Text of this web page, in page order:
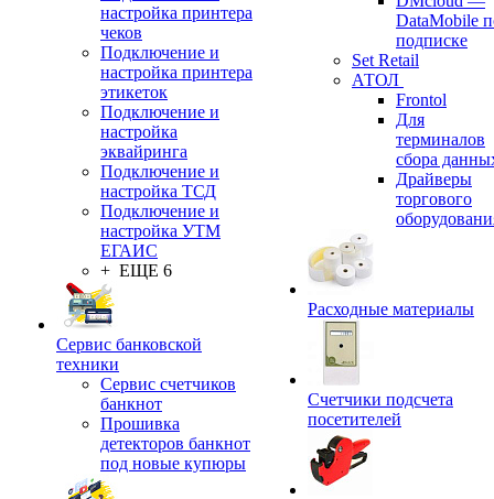
настройка принтера
чеков
Подключение и
настройка принтера
этикеток
Подключение и
настройка
эквайринга
Подключение и
настройка ТСД
Подключение и
настройка УТМ
ЕГАИС
+ ЕЩЕ 6
Сервис банковской
техники
Сервис счетчиков
банкнот
Прошивка
детекторов банкнот
под новые купюры
DataMobile
подписке
Set Retail
АТОЛ
Frontol
Для
терминалов
сбора
Драйверы
торгового
Расходные материалы
Счетчики подсчета
посетителей